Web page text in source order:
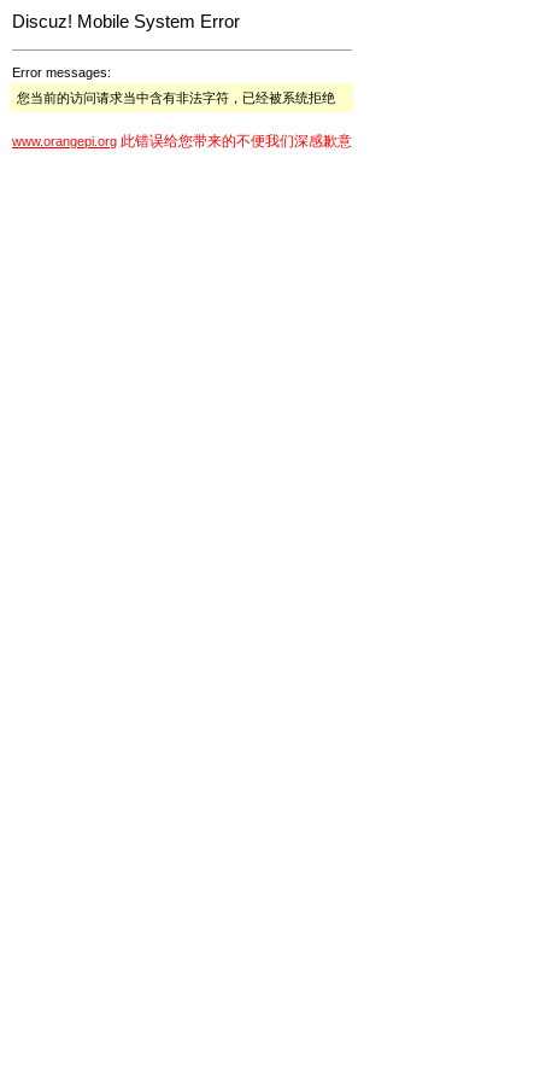
Discuz! Mobile System Error
Error messages:
您当前的访问请求当中含有非法字符，已经被系统拒绝
www.orangepi.org 此错误给您带来的不便我们深感歉意